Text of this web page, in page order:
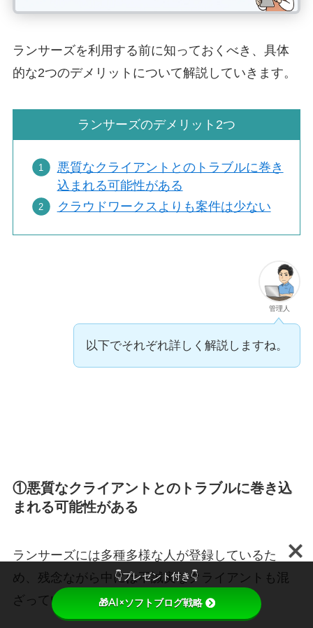
ランサーズを利用する前に知っておくべき、具体
的な2つのデメリットについて解説していきます。
ランサーズのデメリット2つ
悪質なクライアントとのトラブルに巻き
込まれる可能性がある
クラウドワークスよりも案件は少ない
管理人
以下でそれぞれ詳しく解説しますね。
①悪質なクライアントとのトラブルに巻き込
まれる可能性がある
ランサーズには多種多様な人が登録しているた
め、残念ながら中には不誠実なクライアントも混
ざっています。
👇プレゼント付き👇
🎁AI×ソフトブログ戦略